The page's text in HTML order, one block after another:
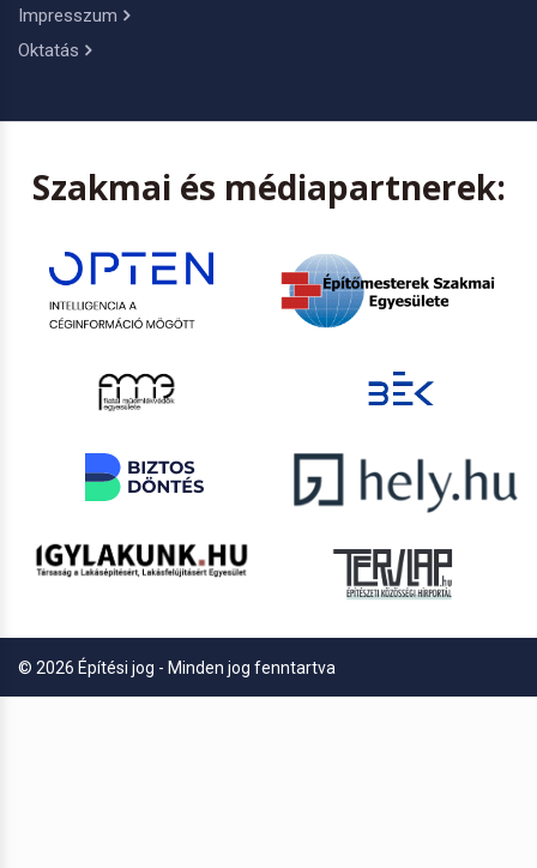
Impresszum
Oktatás
Szakmai és médiapartnerek:
© 2026 Építési jog - Minden jog fenntartva